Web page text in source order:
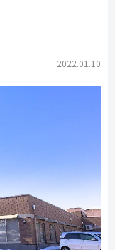
2022.01.10